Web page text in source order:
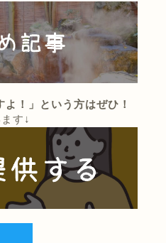
よ！」という方はぜひ！
す↓